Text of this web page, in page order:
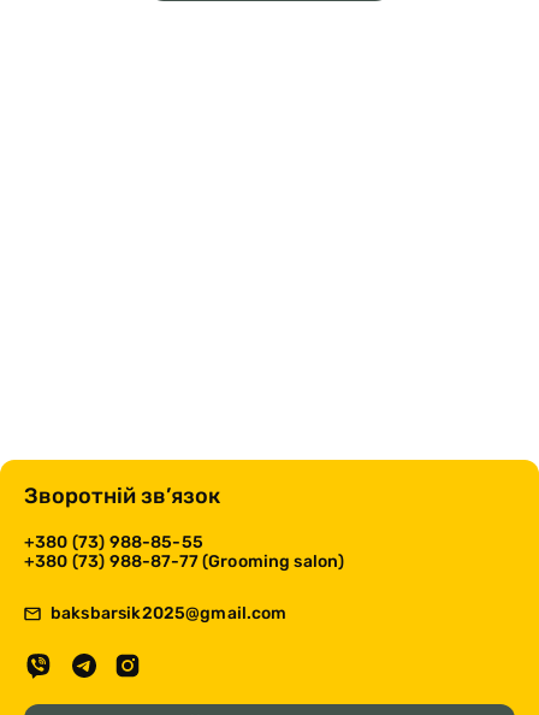
Зворотній зв’язок
+380 (73) 988-85-55
+380 (73) 988-87-77 (Grooming salon)
baksbarsik2025@gmail.com